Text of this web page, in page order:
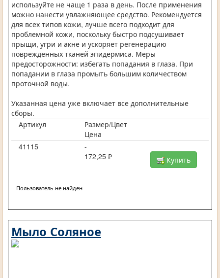
используйте не чаще 1 раза в день. После применения
можно нанести увлажняющее средство. Рекомендуется
для всех типов кожи, лучше всего подходит для
проблемной кожи, поскольку быстро подсушивает
прыщи, угри и акне и ускоряет регенерацию
поврежденных тканей эпидермиса. Меры
предосторожности: избегать попадания в глаза. При
попадании в глаза промыть большим количеством
проточной воды.
Указанная цена уже включает все дополнительные
сборы.
Артикул
Размер/Цвет
Цена
41115
-
172,25 ₽
Купить
Пользователь не найден
Мыло Соляное